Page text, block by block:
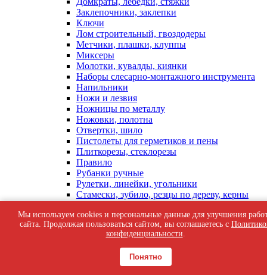
Заклепочники, заклепки
Ключи
Лом строительный, гвоздодеры
Метчики, плашки, клуппы
Миксеры
Молотки, кувалды, киянки
Наборы слесарно-монтажного инструмента
Напильники
Ножи и лезвия
Ножницы по металлу
Ножовки, полотна
Отвертки, шило
Пистолеты для герметиков и пены
Плиткорезы, стеклорезы
Правило
Рубанки ручные
Рулетки, линейки, угольники
Стамески, зубило, резцы по дереву, керны
Струбцины, тиски
Стусло, полотна
Топоры, колуны
Уровни, гидроуровни, отвесы, порошок
ЦЕНТРО ИНСТРУМЕНТ
Мы используем cookies и персональные данные для улучшения
сайта. Продолжая пользоваться сайтом, вы соглашаетесь с
конфиденциальности.
Понятно